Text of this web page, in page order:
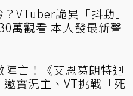
VTuber詭異「抖動」
萬觀看 本人發最新聲
陣亡！《艾恩葛朗特迴
邀實況主、VT挑戰「死